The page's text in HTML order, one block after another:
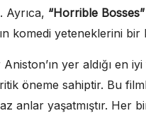
Ayrıca, “Horrible Bosses”
komedi yeteneklerini
yer aldığı en
öneme sahiptir. Bu
anlar yaşatmıştır. Her